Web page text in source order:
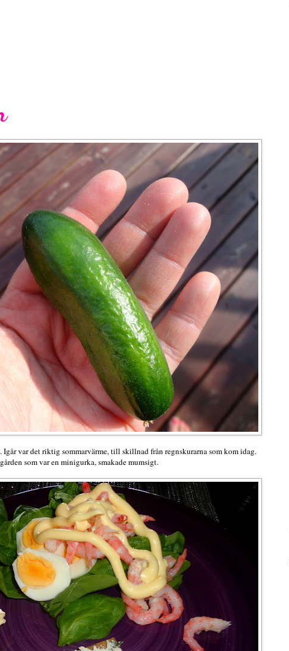
Igår var det riktig sommarvärme, till skillnad från regnskurarna som kom idag.
som var en minigurka, smakade mumsigt.